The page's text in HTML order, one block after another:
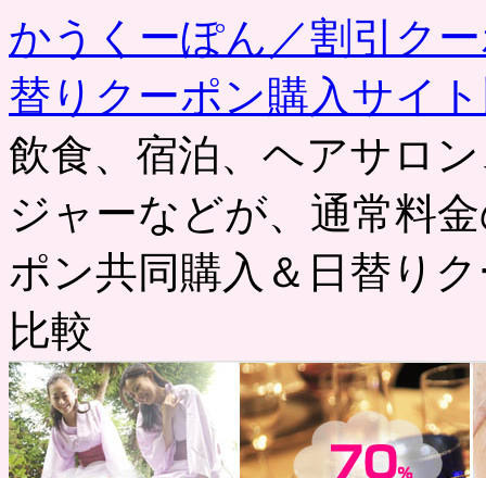
かうくーぽん／割引ク
替りクーポン購入サイ
飲食、宿泊、ヘアサロ
ジャーなどが、通常料
ポン共同購入＆日替り
比較